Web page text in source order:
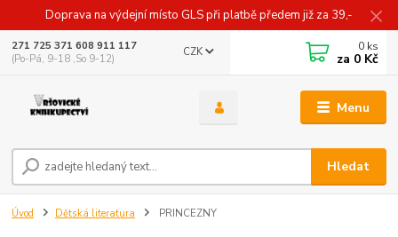
Doprava na výdejní místo GLS při platbě předem již za 39,-
Menu
CZK
Hledat
271 725 371 608 911 117
(Po-Pá, 9-18 ,So 9-12)
0 ks
za 0 Kč
Úvod Dětská literatura PRINCEZNY